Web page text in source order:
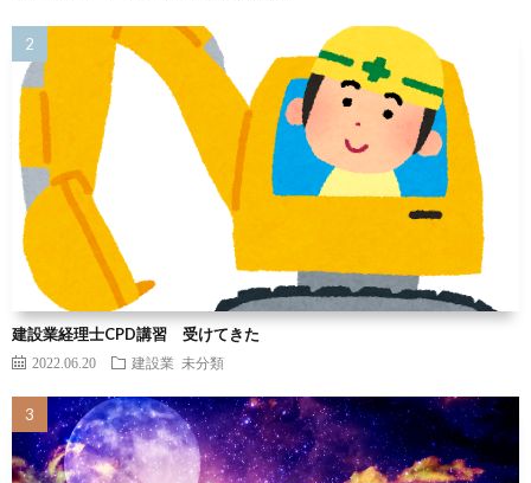
建設業経理士CPD講習 受けてきた
2022.06.20 建設業 未分類